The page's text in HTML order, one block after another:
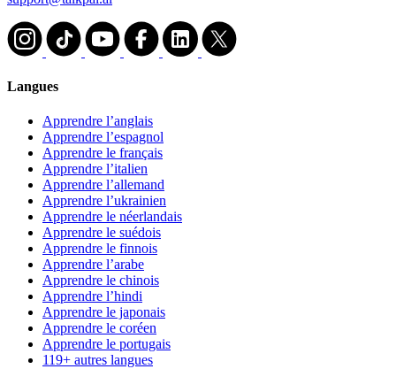
Langues
Apprendre l’anglais
Apprendre l’espagnol
Apprendre le français
Apprendre l’italien
Apprendre l’allemand
Apprendre l’ukrainien
Apprendre le néerlandais
Apprendre le suédois
Apprendre le finnois
Apprendre l’arabe
Apprendre le chinois
Apprendre l’hindi
Apprendre le japonais
Apprendre le coréen
Apprendre le portugais
119+ autres langues